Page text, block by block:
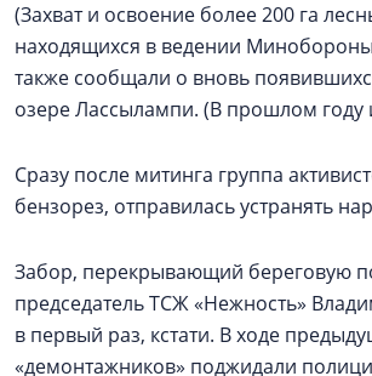
(Захват и освоение более 200 га
находящихся в ведении
также сообщали о вновь
озере Лассылампи. (В прошлом году
Сразу после митинга группа
бензорез, отправилась устранять
Забор, перекрывающий береговую
председатель ТСЖ «Нежность»
в первый раз, кстати. В ходе
«демонтажников» поджидали